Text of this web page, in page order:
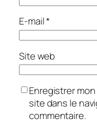
E-mail*
Site web
Enregistrer
site dans le
commentaire.